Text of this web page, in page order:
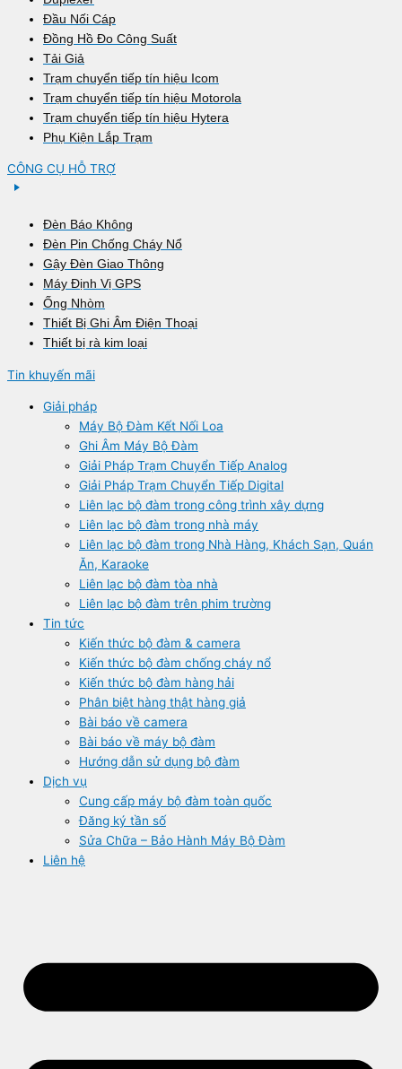
Đầu Nối Cáp
Đồng Hồ Đo Công Suất
Tải Giả
Trạm chuyển tiếp tín hiệu Icom
Trạm chuyển tiếp tín hiệu Motorola
Trạm chuyển tiếp tín hiệu Hytera
Phụ Kiện Lắp Trạm
CÔNG CỤ HỖ TRỢ
Đèn Báo Không
Đèn Pin Chống Cháy Nổ
Gậy Đèn Giao Thông
Máy Định Vị GPS
Ống Nhòm
Thiết Bị Ghi Âm Điện Thoại
Thiết bị rà kim loại
Tin khuyến mãi
Giải pháp
Máy Bộ Đàm Kết Nối Loa
Ghi Âm Máy Bộ Đàm
Giải Pháp Trạm Chuyển Tiếp Analog
Giải Pháp Trạm Chuyển Tiếp Digital
Liên lạc bộ đàm trong công trình xây dựng
Liên lạc bộ đàm trong nhà máy
Liên lạc bộ đàm trong Nhà Hàng, Khách Sạn, Quán
Ăn, Karaoke
Liên lạc bộ đàm tòa nhà
Liên lạc bộ đàm trên phim trường
Tin tức
Kiến thức bộ đàm & camera
Kiến thức bộ đàm chống cháy nổ
Kiến thức bộ đàm hàng hải
Phân biệt hàng thật hàng giả
Bài báo về camera
Bài báo về máy bộ đàm
Hướng dẫn sử dụng bộ đàm
Dịch vụ
Cung cấp máy bộ đàm toàn quốc
Đăng ký tần số
Sửa Chữa – Bảo Hành Máy Bộ Đàm
Liên hệ